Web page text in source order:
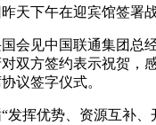
下午在迎宾馆签署战
见中国联通集团总
双方签约表示祝贺，
议签字仪式。
挥优势、资源互补、